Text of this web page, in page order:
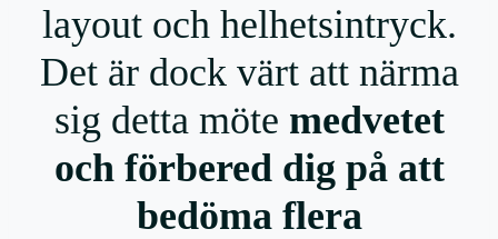
layout och helhetsintryck.
Det är dock värt att närma
sig detta möte medvetet
och förbered dig på att
bedöma flera